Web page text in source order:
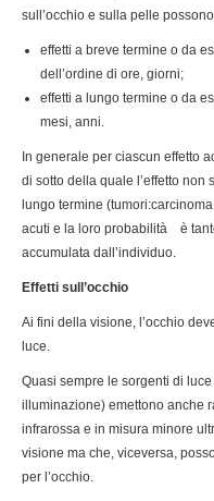
sull’occhio e sulla pelle
effetti a breve termine o da
dell’ordine di ore, giorni;
effetti a lungo termine o da
mesi, anni.
In generale per ciascun effetto
di sotto della quale l’effetto non
lungo termine
acuti e la loro probabilità è
accumulata dall’individuo.
Effetti sull’occhio
Ai fini della visione, l’occhio
luce.
Quasi sempre le sorgenti di
illuminazione) emettono anche
infrarossa e in misura minore
visione ma che, viceversa,
per l’occhio.